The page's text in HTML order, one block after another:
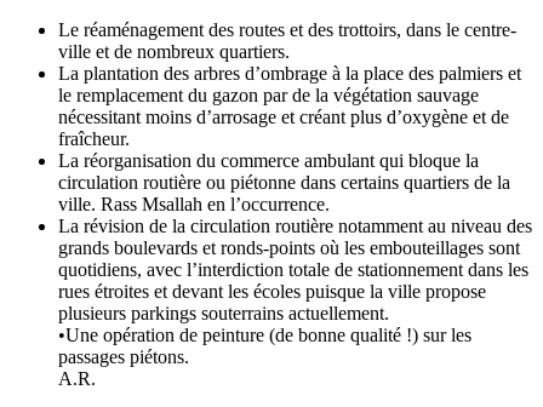
Le réaménagement des routes et des trottoirs, dans le centre-
ville et de nombreux quartiers.
La plantation des arbres d’ombrage à la place des palmiers et
le remplacement du gazon par de la végétation sauvage
nécessitant moins d’arrosage et créant plus d’oxygène et de
fraîcheur.
La réorganisation du commerce ambulant qui bloque la
circulation routière ou piétonne dans certains quartiers de la
ville. Rass Msallah en l’occurrence.
La révision de la circulation routière notamment au niveau des
grands boulevards et ronds-points où les embouteillages sont
quotidiens, avec l’interdiction totale de stationnement dans les
rues étroites et devant les écoles puisque la ville propose
plusieurs parkings souterrains actuellement.
•Une opération de peinture (de bonne qualité !) sur les
passages piétons.
A.R.